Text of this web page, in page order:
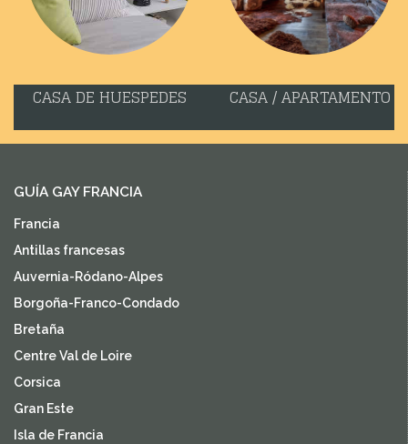
CASA DE HUESPEDES CASA / APARTAMENTO
GUÍA GAY FRANCIA
Francia
Antillas francesas
Auvernia-Ródano-Alpes
Borgoña-Franco-Condado
Bretaña
Centre Val de Loire
Corsica
Gran Este
Isla de Francia